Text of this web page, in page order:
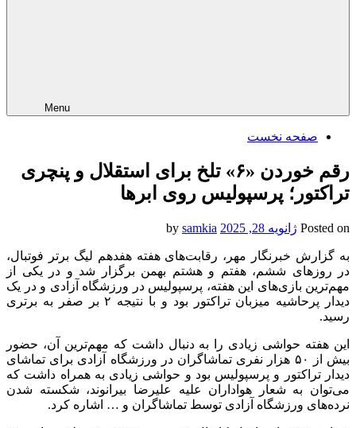
Menu
صفحه نخست
رقم خوردن «۶» تلخ برای استقلال و پنچری
تراکتور؛ پرسپولیس روی ابرها
Posted on ژانویه 28, 2025 samkia
به گزارش خبرنگار مهر، رقابت‌های هفته هفدهم لیگ برتر فوتبال،
در روزهای ششم، هفتم و هشتم بهمن برگزار شد و در یکی از
مهم‌ترین بازی‌های این هفته، پرسپولیس در ورزشگاه آزادی و در یک
دیدار پرحاشیه میزبان تراکتور بود و با نتیجه ۲ بر صفر به برتری
رسید.
این هفته حواشی زیادی را به دنبال داشت که مهم‌ترین آن، حضور
بیش از ۵۰ هزار نفری تماشاگران در ورزشگاه آزادی برای تماشای
دیدار تراکتور و پرسپولیس بود و حواشی زیادی به همراه داشت که
می‌توان به شعار هواداران علیه علیرضا بیرانوند، شکسته شدن
نرده‌های ورزشگاه آزادی توسط تماشاگران و … اشاره کرد.